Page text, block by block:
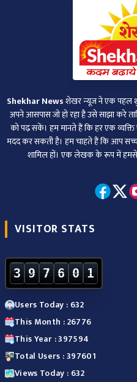
Shekhar Newsशेखर न्‍यूज ने एक पहल
अपने आसपास जो हो रहा है उसे साझा करे
को पढ़ सकें। हम मानते हैं कि हर एक
मदद कर सकती है। हम चाहते हैं कि आप
शामिल हों। एक लेखक के रूप में
VISITOR STATS
3 9 7 6 0 1
Users Today : 632
This Month : 26776
This Year : 397594
Total Users : 397601
Views Today : 632